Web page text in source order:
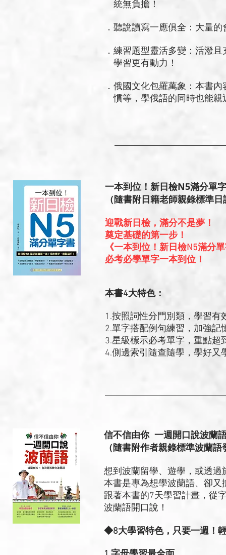
統無負擔！
．聽說讀寫一應俱全：大量
．練習題型靈活多變：活潑
學習更有動力！
．俄國文化包羅萬象：本書
慣等，學俄語的同時也能親
一本到位！新日檢N5滿分單
（隨書附日籍老師親錄標準
迎戰新日檢，滿分不是夢！
奠定基礎的第一步！
《一本到位！新日檢N5滿分
必考必學單字一本到位！
本書4大特色：
1.按照詞性分門別類，學習有
2.單字搭配例句練習，加強記
3.星級標示必考單字，重點超
4.側邊索引隨查隨學，學好又
信不信由你 一週開口說波蘭
（隨書附作者親錄標準波蘭
想到波蘭留學、遊學，或透
本書是專為想學波蘭語、卻
跟著本書的7天學習計畫，從
波蘭語開口說！
◆8大學習特色，只要一週！